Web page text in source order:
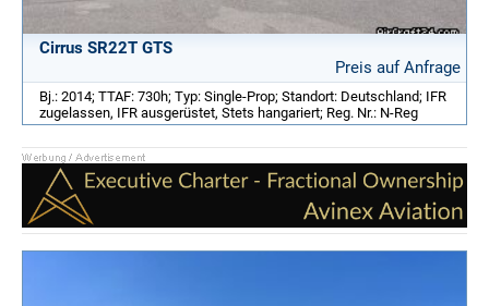
Cirrus SR22T GTS
Preis auf Anfrage
Bj.: 2014; TTAF: 730h; Typ: Single-Prop; Standort: Deutschland; IFR
zugelassen, IFR ausgerüstet, Stets hangariert; Reg. Nr.: N-Reg